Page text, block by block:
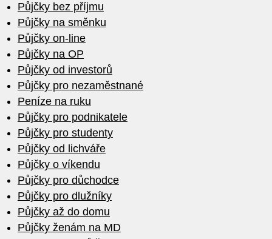
Půjčky bez příjmu
Půjčky na směnku
Půjčky on-line
Půjčky na OP
Půjčky od investorů
Půjčky pro nezaměstnané
Peníze na ruku
Půjčky pro podnikatele
Půjčky pro studenty
Půjčky od lichváře
Půjčky o víkendu
Půjčky pro důchodce
Půjčky pro dlužníky
Půjčky až do domu
Půjčky ženám na MD